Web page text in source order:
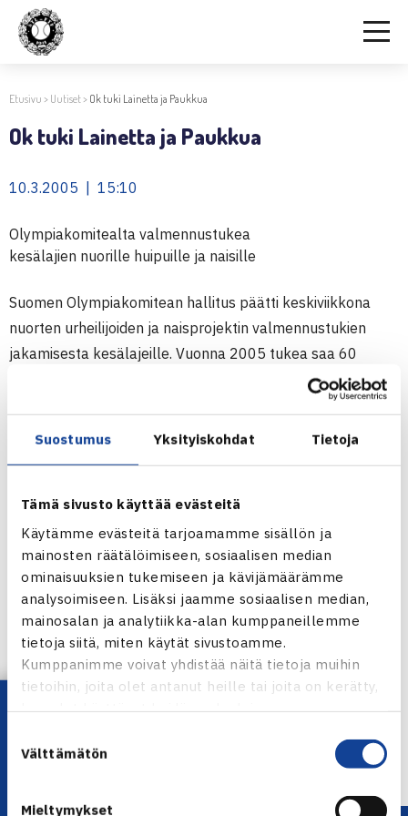
Suostumus Yksityiskohdat Tietoja
Tämä sivusto käyttää evästeitä
Käytämme evästeitä tarjoamamme sisällön ja
mainosten räätälöimiseen, sosiaalisen median
ominaisuuksien tukemiseen ja kävijämäärämme
analysoimiseen. Lisäksi jaamme sosiaalisen median,
mainosalan ja analytiikka-alan kumppaneillemme
tietoja siitä, miten käytät sivustoamme.
Kumppanimme voivat yhdistää näitä tietoja muihin
tietoihin, joita olet antanut heille tai joita on kerätty,
kun olet käyttänyt heidän palvelujaan.
valinta
Välttämätön
Mieltymykset
Etusivu > Uutiset> Ok tuki Lainetta ja Paukkua
Ok tuki Lainetta ja Paukkua
10.3.2005 | 15:10
Olympiakomitealta valmennustukea
kesälajien nuorille huipuille ja naisille
Suomen Olympiakomitean hallitus päätti keskiviikkona
nuorten urheilijoiden ja naisprojektin valmennustukien
jakamisesta kesälajeille. Vuonna 2005 tukea saa 60
urheilijaa 13 eri lajissa. Yhteensä valmennustukina jaettiin
Nuorten valmentautumiseen myönnetään pääosin
sairauskuluvakuutuksen.
Tennis sai ok:n tukea 4 000 €, jostaJuho Paukku
2.000 € nuorten tukena jaEmma Laine2.000 € naisten
tukena.
Jaa:
Seuraava uutinen: Tuohimaa puolivälieriin
Lataa OmaTennis!